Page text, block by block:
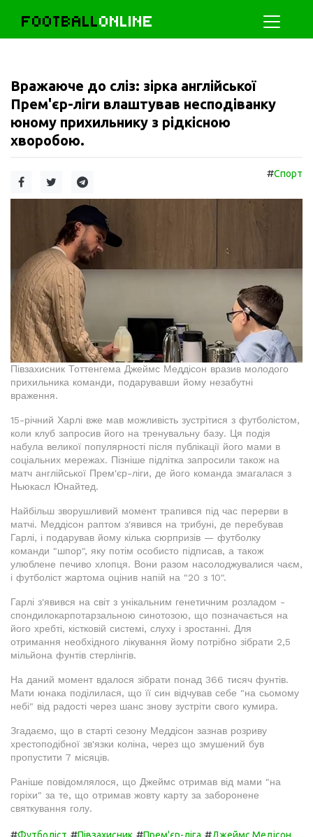
FOOTBALLONLINE
Вражаюче до сліз: зірка англійської
Прем'єр-ліги влаштував несподіванку
юному прихильнику з рідкісною
хворобою.
#Спорт
Півзахисник Тоттенгема Джеймс Меддісон вразив молодого
прихильника команди, подарувавши йому незабутні
враження.
15-річний Харлі вже мав можливість зустрітися з футболістом,
коли клуб запросив його на тренувальну базу. Ця подія
набула великої популярності після публікації його мами в
соціальних мережах. Пізніше підлітка запросили також на
матч англійської Прем'єр-ліги, де його команда змагалася з
Ньюкасл Юнайтед.
Найбільш зворушливий момент трапився під час перерви в
матчі. Меддісон раптом з'явився на трибуні, де перебував
Гарлі, і подарував йому кілька сюрпризів — футболку
команди "шпор", яку потім особисто підписав, а також
улюблене печиво хлопця. Вони разом насолоджувалися чаєм,
і футболіст жартома оцінив напій на "20 з 10".
Гарлі з'явився на світ з унікальним генетичним розладом -
спондилокарпотарзальною синотозою, що позначається на
його хребті, кістковій системі, слуху і зростанні. Для
отримання необхідного лікування йому потрібно зібрати 2,5
мільйона фунтів стерлінгів.
На даний момент вдалося зібрати понад 366 тисяч фунтів.
Мати юнака поділилася, що її син відчував себе "на сьомому
небі" від радості через шанс знову зустріти свого кумира.
Згадаємо, що в старті сезону Меддісон зазнав розриву
хрестоподібної зв'язки коліна, через що змушений був
пропустити 7 місяців.
Раніше повідомлялося, що Джеймс отримав від мами "на
горіхи" за те, що отримав жовту карту за заборонене
святкування голу.
#Футболіст #Півзахисник #Прем'єр-ліга #Джеймс Медісон